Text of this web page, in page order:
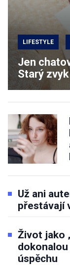
LIFESTYLE
Jen
Starý
Už ani
přestávají
Život jako
úspěchu